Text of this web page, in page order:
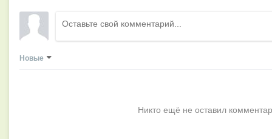
Новые
Никто ещё не оставил